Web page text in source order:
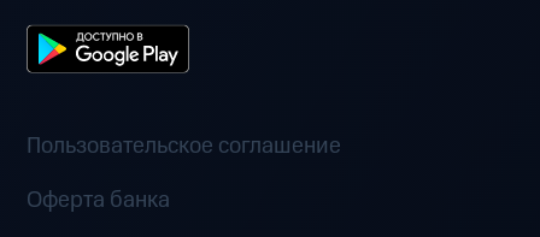
Пользовательское соглашение
Оферта банка